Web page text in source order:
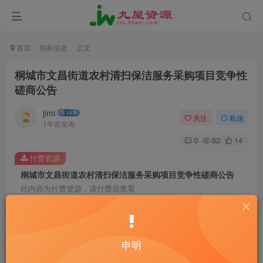
首页 招标信息 正文
桐城市文昌街道农村清扫保洁服务采购项目竞争性
磋商公告
jimi
1年前发布
关注 私信
0 62 14
桐城市文昌街道农村清扫保洁服务采购项目竞争性磋商公告
此内容为付费资源，请付费后查看
20
付费资源
申明